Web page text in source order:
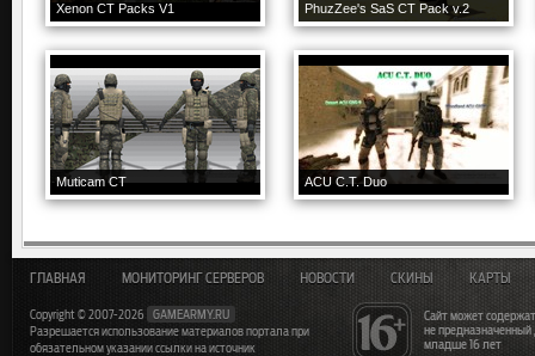
Xenon CT Packs V1 PhuzZee's SaS CT Pack v.2
Muticam CT ACU C.T. Duo
Сайт может
не
младше 16 лет
ГЛАВНАЯ МОНИТОРИНГ СЕРВЕРОВ НОВОСТИ СКИНЫ КАРТЫ
Copyright © 2007-2026
GAMEARMY.RU
Разрешается использование материалов портала при
обязательном указании ссылки на источник